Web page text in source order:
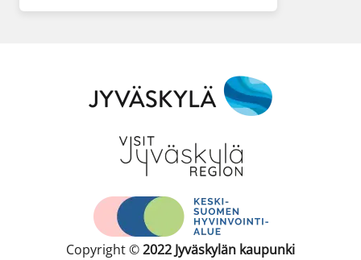
Copyright ©2022 Jyväskylän kaupunki